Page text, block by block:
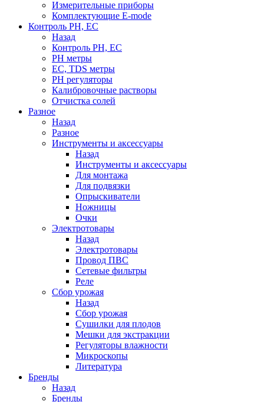
Измерительные приборы
Комплектующие E-mode
Контроль PH, EC
Назад
Контроль PH, EC
PH метры
EC, TDS метры
PH регуляторы
Калибровочные растворы
Отчистка солей
Разное
Назад
Разное
Инструменты и аксессуары
Назад
Инструменты и аксессуары
Для монтажа
Для подвязки
Опрыскиватели
Ножницы
Очки
Электротовары
Назад
Электротовары
Провод ПВС
Сетевые фильтры
Реле
Сбор урожая
Назад
Сбор урожая
Сушилки для плодов
Мешки для экстракции
Регуляторы влажности
Микроскопы
Литература
Бренды
Назад
Бренды